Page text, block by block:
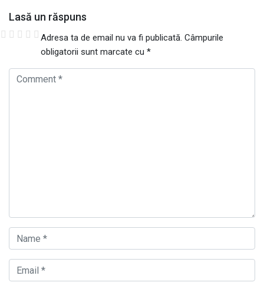
Lasă un răspuns
Adresa ta de email nu va fi publicată. Câmpurile
obligatorii sunt marcate cu *